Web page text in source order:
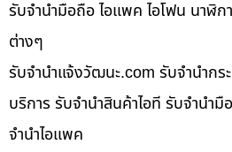
รับจำนำมือถือ ไอแพค ไอโฟน นาฬิ
ต่างๆ
รับจํานําแจ้งวัฒนะ.com รับจำนำกร
บริการ รับจำนำสินค้าไอที รับจำนำ
จำนำไอแพค